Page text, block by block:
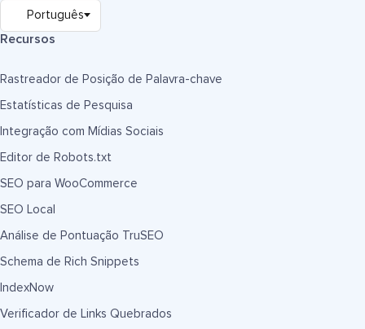
Recursos
Rastreador de Posição de Palavra-chave
Estatísticas de Pesquisa
Integração com Mídias Sociais
Editor de Robots.txt
SEO para WooCommerce
SEO Local
Análise de Pontuação TruSEO
Schema de Rich Snippets
IndexNow
Verificador de Links Quebrados